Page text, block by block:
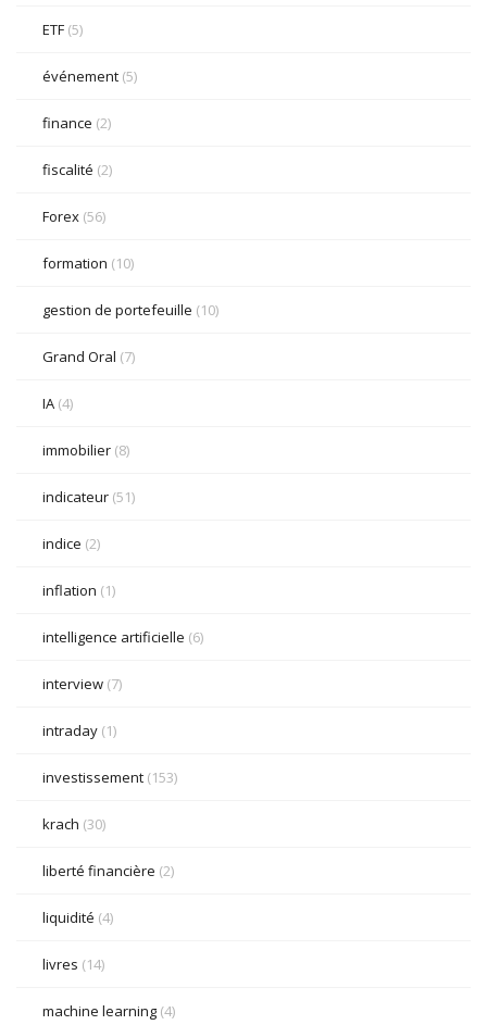
ETF (5)
événement (5)
finance (2)
fiscalité (2)
Forex (56)
formation (10)
gestion de portefeuille (10)
Grand Oral (7)
IA (4)
immobilier (8)
indicateur (51)
indice (2)
inflation (1)
intelligence artificielle (6)
interview (7)
intraday (1)
investissement (153)
krach (30)
liberté financière (2)
liquidité (4)
livres (14)
machine learning (4)